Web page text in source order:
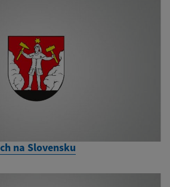
na Slovensku